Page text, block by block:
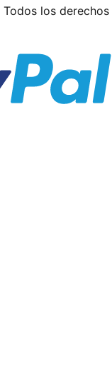
Todos los derechos